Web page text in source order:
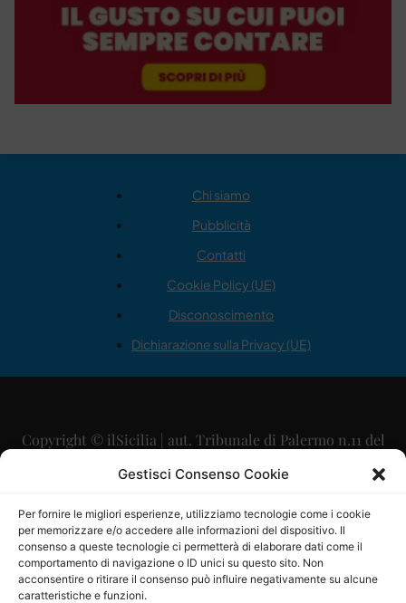
Gestisci Consenso Cookie
Per fornire le migliori esperienze, utilizziamo tecnologie come i cookie
per memorizzare e/o accedere alle informazioni del dispositivo. Il
consenso a queste tecnologie ci permetterà di elaborare dati come il
comportamento di navigazione o ID unici su questo sito. Non
acconsentire o ritirare il consenso può influire negativamente su alcune
caratteristiche e funzioni.
Chi siamo
Pubblicità
Contatti
Cookie Policy (UE)
Disconoscimento
Dichiarazione sulla Privacy (UE)
Copyright © ilSicilia | aut. Tribunale di Palermo n.11 del
29/09/2015
Direttore Editoriale: Maurizio Scaglione
Direttore Responsabile: Maria Calabrese